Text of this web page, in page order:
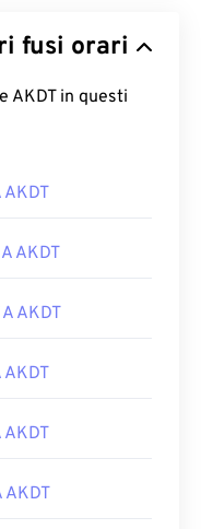
fusi orari
AKDT in questi
AKDT
AKDT
AKDT
AKDT
AKDT
AKDT